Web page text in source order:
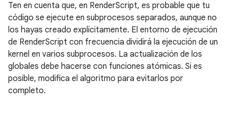
Ten en cuenta que, en RenderScript, es probable que tu
código se ejecute en subprocesos separados, aunque no
los hayas creado explícitamente. El entorno de ejecución
de RenderScript con frecuencia dividirá la ejecución de un
kernel en varios subprocesos. La actualización de los
globales debe hacerse con funciones atómicas. Si es
posible, modifica el algoritmo para evitarlos por
completo.